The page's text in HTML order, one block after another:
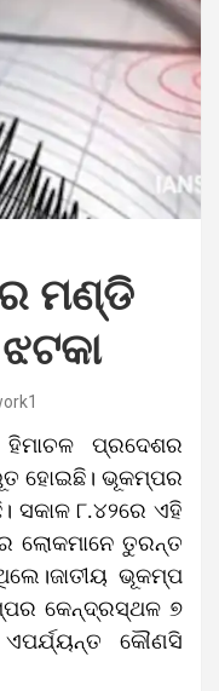
ମଣ୍ଡି
ହିମାଚଳ ପ୍ରଦେଶର
ହୋଇଛି। ଭୂକମ୍ପର
ସକାଳ ୮.୪୨ରେ ଏହି
ଲୋକମାନେ ତୁରନ୍ତ
ଭୂକମ୍ପ
କେନ୍ଦ୍ରସ୍ଥଳ ୭
କୌଣସି